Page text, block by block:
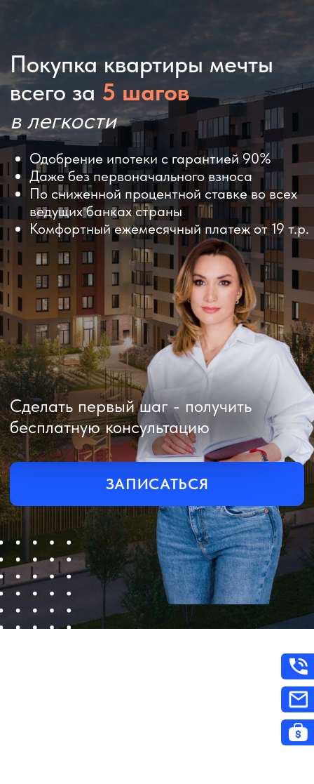
ЗАПИСАТЬСЯ
Одобрение ипотеки с гарантией 90%
Даже без первоначального взноса
По сниженной процентной ставке во всех
ведущих банках страны
Комфортный ежемесячный платеж от 19 т.р.
Покупка квартиры мечты
всего за5 шагов
в легкости
Сделать первый шаг - получить
бесплатную консультацию